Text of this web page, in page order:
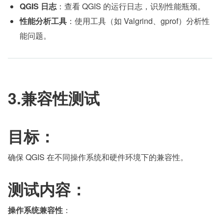
QGIS 日志：查看 QGIS 的运行日志，识别性能瓶颈。
性能分析工具 ：使用工具（如 Valgrind、gprof）分析性
能问题。
3.兼容性测试
目标：
确保 QGIS 在不同操作系统和硬件环境下的兼容性。
测试内容：
操作系统兼容性 ：